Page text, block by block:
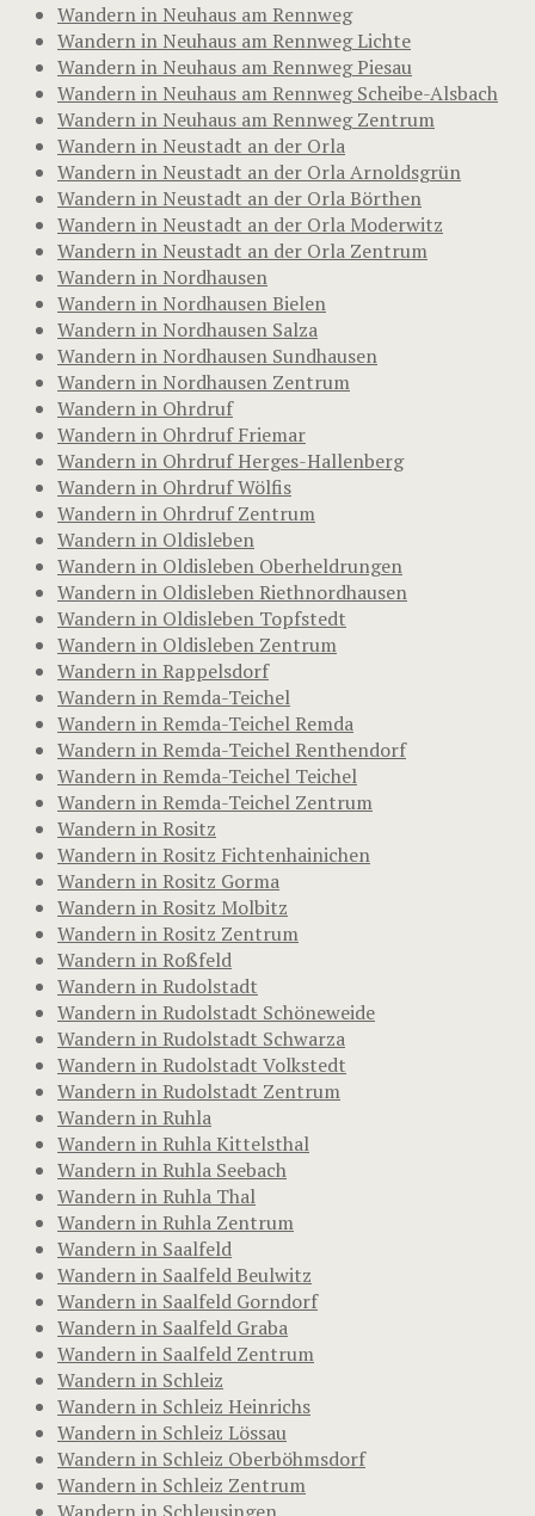
Wandern in Neuhaus am Rennweg
Wandern in Neuhaus am Rennweg Lichte
Wandern in Neuhaus am Rennweg Piesau
Wandern in Neuhaus am Rennweg Scheibe-Alsbach
Wandern in Neuhaus am Rennweg Zentrum
Wandern in Neustadt an der Orla
Wandern in Neustadt an der Orla Arnoldsgrün
Wandern in Neustadt an der Orla Börthen
Wandern in Neustadt an der Orla Moderwitz
Wandern in Neustadt an der Orla Zentrum
Wandern in Nordhausen
Wandern in Nordhausen Bielen
Wandern in Nordhausen Salza
Wandern in Nordhausen Sundhausen
Wandern in Nordhausen Zentrum
Wandern in Ohrdruf
Wandern in Ohrdruf Friemar
Wandern in Ohrdruf Herges-Hallenberg
Wandern in Ohrdruf Wölfis
Wandern in Ohrdruf Zentrum
Wandern in Oldisleben
Wandern in Oldisleben Oberheldrungen
Wandern in Oldisleben Riethnordhausen
Wandern in Oldisleben Topfstedt
Wandern in Oldisleben Zentrum
Wandern in Rappelsdorf
Wandern in Remda-Teichel
Wandern in Remda-Teichel Remda
Wandern in Remda-Teichel Renthendorf
Wandern in Remda-Teichel Teichel
Wandern in Remda-Teichel Zentrum
Wandern in Rositz
Wandern in Rositz Fichtenhainichen
Wandern in Rositz Gorma
Wandern in Rositz Molbitz
Wandern in Rositz Zentrum
Wandern in Roßfeld
Wandern in Rudolstadt
Wandern in Rudolstadt Schöneweide
Wandern in Rudolstadt Schwarza
Wandern in Rudolstadt Volkstedt
Wandern in Rudolstadt Zentrum
Wandern in Ruhla
Wandern in Ruhla Kittelsthal
Wandern in Ruhla Seebach
Wandern in Ruhla Thal
Wandern in Ruhla Zentrum
Wandern in Saalfeld
Wandern in Saalfeld Beulwitz
Wandern in Saalfeld Gorndorf
Wandern in Saalfeld Graba
Wandern in Saalfeld Zentrum
Wandern in Schleiz
Wandern in Schleiz Heinrichs
Wandern in Schleiz Lössau
Wandern in Schleiz Oberböhmsdorf
Wandern in Schleiz Zentrum